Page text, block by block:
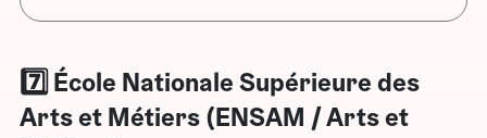
7️⃣ École Nationale Supérieure des
Arts et Métiers (ENSAM / Arts et